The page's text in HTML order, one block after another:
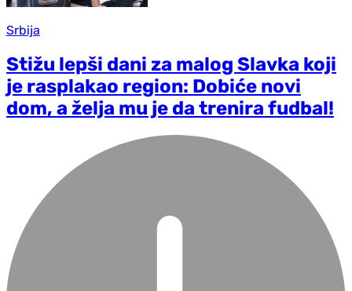
Srbija
Stižu lepši dani za malog Slavka koji
je rasplakao region: Dobiće novi
dom, a želja mu je da trenira fudbal!